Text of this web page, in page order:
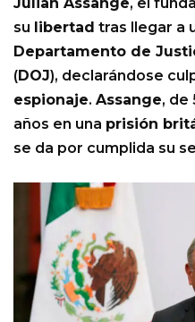
su libertad tras llegar a
Departamento de
(DOJ), declarándose
espionaje. Assange, de
años en una prisión
se da por cumplida su